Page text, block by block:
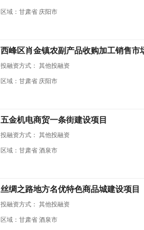
区域：甘肃省 庆阳市
西峰区肖金镇农副产品收购加工销售市
投融资方式： 其他投融资
区域：甘肃省 庆阳市
五金机电商贸一条街建设项目
投融资方式： 其他投融资
区域：甘肃省 酒泉市
丝绸之路地方名优特色商品城建设项目
投融资方式： 其他投融资
区域：甘肃省 酒泉市